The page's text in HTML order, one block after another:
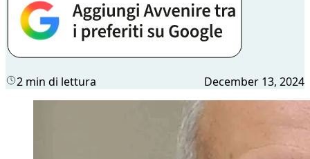
2 min di lettura December 13, 2024